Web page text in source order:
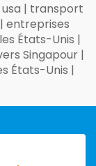
| transport
| entreprises
États-Unis |
Singapour |
États-Unis |